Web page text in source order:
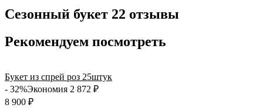
по всей территории РФ.
минут или день в день в удобный интервал. Если вам важно
вручить подарок ко времени, наш сервис доставки обеспечит
сегодня и ежедневно 24 часа в сутки.
Сезонный букет 22 отзывы
Рекомендуем посмотреть
Букет из спрей роз 25штук
- 32%Экономия 2 872 ₽
8 900 ₽